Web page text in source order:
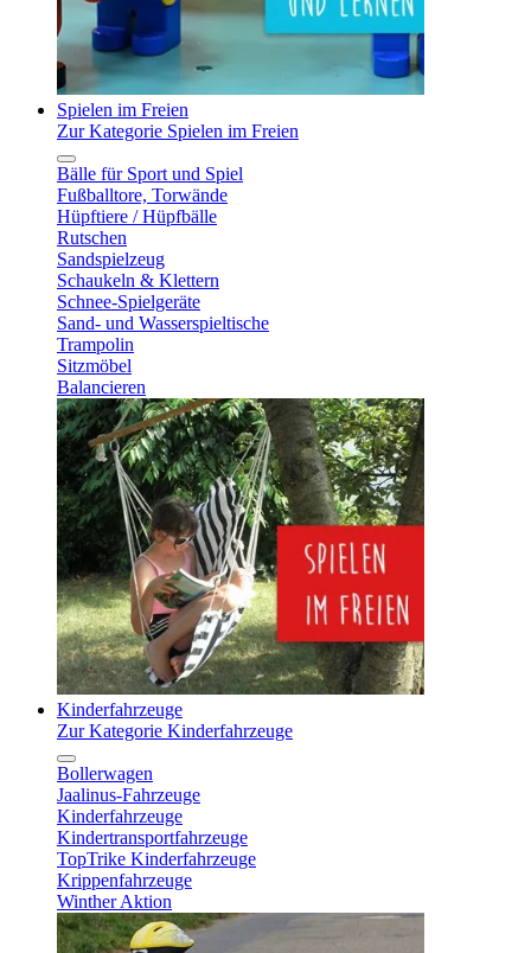
Spielen im Freien
Zur Kategorie Spielen im Freien
Bälle für Sport und Spiel
Fußballtore, Torwände
Hüpftiere / Hüpfbälle
Rutschen
Sandspielzeug
Schaukeln & Klettern
Schnee-Spielgeräte
Sand- und Wasserspieltische
Trampolin
Sitzmöbel
Balancieren
Kinderfahrzeuge
Zur Kategorie Kinderfahrzeuge
Bollerwagen
Jaalinus-Fahrzeuge
Kinderfahrzeuge
Kindertransportfahrzeuge
TopTrike Kinderfahrzeuge
Krippenfahrzeuge
Winther Aktion